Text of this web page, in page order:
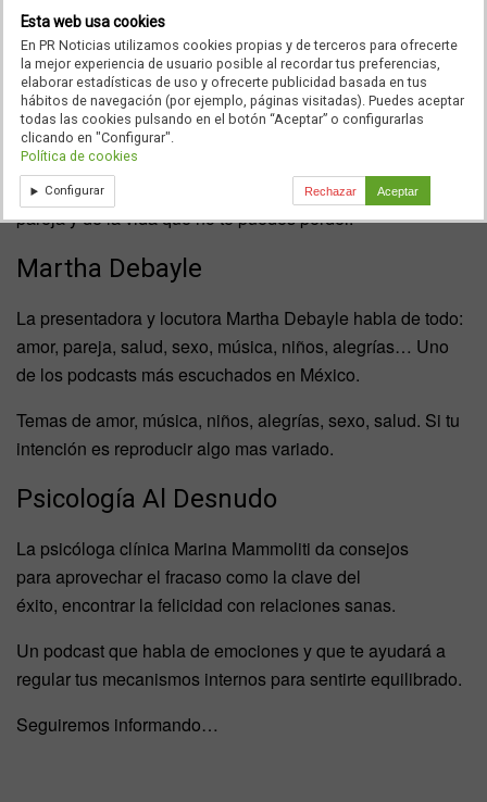
Sin duda el amor es uno de los temas que mas apasionan.
Para aquellos que usan el podcasts en México una novela
reproducida nunca está de más.
Con este playlist encontraras emociones como llorar, reír e
incluso aprender un poco más sobre el amor.
Lety Sahagún y Ashley Frangie dirigen un programa de
pareja y de la vida que no te puedes perder.
Martha Debayle
La presentadora y locutora Martha Debayle habla de todo:
amor, pareja, salud, sexo, música, niños, alegrías… Uno
de los podcasts más escuchados en México.
Temas de amor, música, niños, alegrías, sexo, salud. Si tu
intención es reproducir algo mas variado.
Psicología Al Desnudo
La psicóloga clínica Marina Mammoliti da consejos
para aprovechar el fracaso como la clave del
éxito, encontrar la felicidad con relaciones sanas.
Un podcast que habla de emociones y que te ayudará a
regular tus mecanismos internos para sentirte equilibrado.
Seguiremos informando…
Esta web usa cookies
En PR Noticias utilizamos cookies propias y de terceros para ofrecerte
la mejor experiencia de usuario posible al recordar tus preferencias,
elaborar estadísticas de uso y ofrecerte publicidad basada en tus
hábitos de navegación (por ejemplo, páginas visitadas). Puedes aceptar
todas las cookies pulsando en el botón “Aceptar” o configurarlas
clicando en "Configurar".
Política de cookies
Configurar Rechazar Aceptar